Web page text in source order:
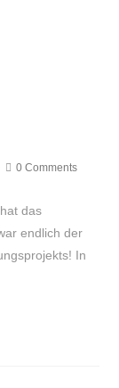
0 Comments
das
endlich der
In